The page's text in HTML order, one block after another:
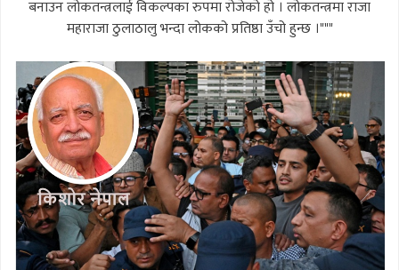
बनाउन लोकतन्त्रलाई विकल्पका रुपमा रोजेको हो । लोकतन्त्रमा राजा
महाराजा ठुलाठालु भन्दा लोकको प्रतिष्ठा उँचो हुन्छ ।"""